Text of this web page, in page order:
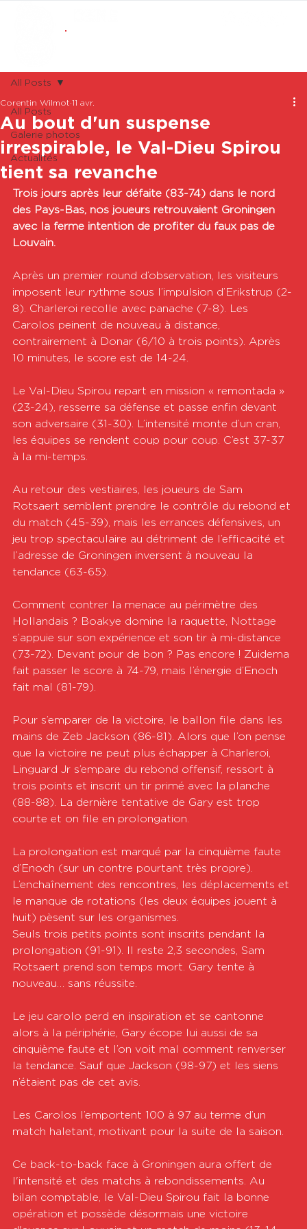
All Posts
Galerie photos
Actualités
All Posts
Au bout d'un suspense
irrespirable, le Val-Dieu Spirou
tient sa revanche
Corentin Wilmot 11 avr.
Trois jours après leur défaite (83-74) dans le nord
des Pays-Bas, nos joueurs retrouvaient Groningen
avec la ferme intention de profiter du faux pas de
Louvain.
Après un premier round d’observation, les visiteurs
imposent leur rythme sous l’impulsion d’Erikstrup (2-
8). Charleroi recolle avec panache (7-8). Les
Carolos peinent de nouveau à distance,
contrairement à Donar (6/10 à trois points). Après
10 minutes, le score est de 14-24.
Le Val-Dieu Spirou repart en mission « remontada »
(23-24), resserre sa défense et passe enfin devant
son adversaire (31-30). L’intensité monte d’un cran,
les équipes se rendent coup pour coup. C’est 37-37
à la mi-temps.
Au retour des vestiaires, les joueurs de Sam
Rotsaert semblent prendre le contrôle du rebond et
du match (45-39), mais les errances défensives, un
jeu trop spectaculaire au détriment de l’efficacité et
l’adresse de Groningen inversent à nouveau la
tendance (63-65).
Comment contrer la menace au périmètre des
Hollandais ? Boakye domine la raquette, Nottage
s’appuie sur son expérience et son tir à mi-distance
(73-72). Devant pour de bon ? Pas encore ! Zuidema
fait passer le score à 74-79, mais l’énergie d’Enoch
fait mal (81-79).
Pour s’emparer de la victoire, le ballon file dans les
mains de Zeb Jackson (86-81). Alors que l’on pense
que la victoire ne peut plus échapper à Charleroi,
Linguard Jr s’empare du rebond offensif, ressort à
trois points et inscrit un tir primé avec la planche
(88-88). La dernière tentative de Gary est trop
courte et on file en prolongation.
La prolongation est marqué par la cinquième faute
d’Enoch (sur un contre pourtant très propre).
L’enchaînement des rencontres, les déplacements et
le manque de rotations (les deux équipes jouent à
huit) pèsent sur les organismes.
Seuls trois petits points sont inscrits pendant la
prolongation (91-91). Il reste 2,3 secondes, Sam
Rotsaert prend son temps mort. Gary tente à
nouveau… sans réussite.
Le jeu carolo perd en inspiration et se cantonne
alors à la périphérie, Gary écope lui aussi de sa
cinquième faute et l’on voit mal comment renverser
la tendance. Sauf que Jackson (98-97) et les siens
n’étaient pas de cet avis.
Les Carolos l’emportent 100 à 97 au terme d’un
match haletant, motivant pour la suite de la saison.
Ce back-to-back face à Groningen aura offert de
l'intensité et des matchs à rebondissements. Au
bilan comptable, le Val-Dieu Spirou fait la bonne
opération et possède désormais une victoire